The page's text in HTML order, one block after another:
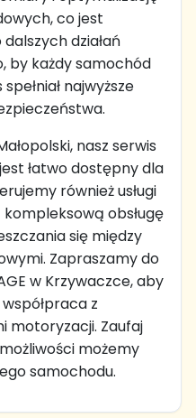
co jest
działań
by każdy samochód
najwyższe
nasz serwis
łatwo dostępny dla
również usługi
obsługę
się między
Zapraszamy do
w Krzywaczce, aby
z
motoryzacji. Zaufaj
możemy
samochodu.